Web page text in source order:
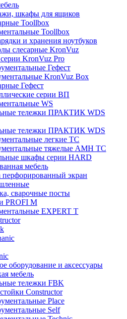
шкафы для ящиков
Toollbox
Toollbox
и хранения ноутбуков
слесарные KronVuz
KronVuz Pro
Гефест
KronVuz Box
Гефест
серии ВП
WS
тележки ПРАКТИК WDS
тележки ПРАКТИК WDS
легкие ТС
тяжелые AMH TC
шкафы серии HARD
мебель
перфорированный экран
сварочные посты
PROFI M
EXPERT T
оборудование и аксессуары
мебель
тележки FBK
Constructor
Place
Self